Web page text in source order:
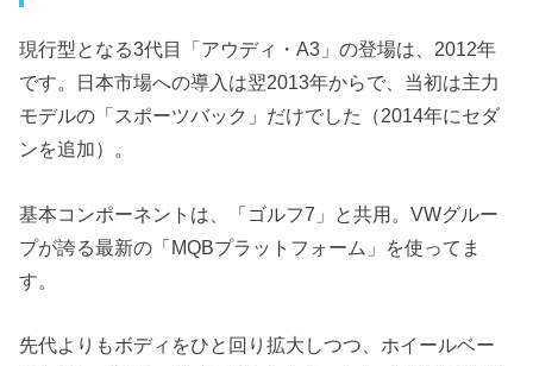
現行型となる3代目「アウディ・A3」の登場は、2012年
です。日本市場への導入は翌2013年からで、当初は主力
モデルの「スポーツバック」だけでした（2014年にセダ
ンを追加）。
基本コンポーネントは、「ゴルフ7」と共用。VWグルー
プが誇る最新の「MQBプラットフォーム」を使ってま
す。
先代よりもボディをひと回り拡大しつつ、ホイールベー